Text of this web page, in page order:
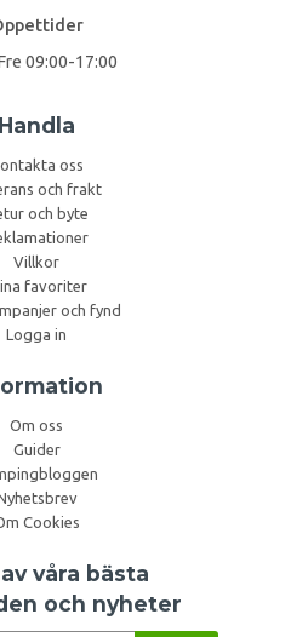
09:00-17:00
Handla
oss
och frakt
och byte
Villkor
favoriter
och fynd
Logga in
Om oss
Guider
Cookies
våra bästa
och nyheter